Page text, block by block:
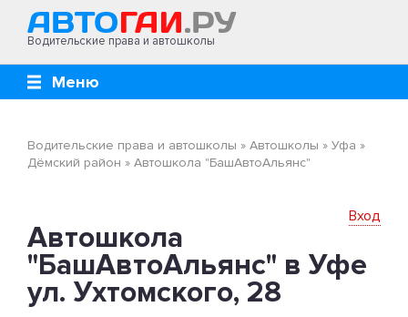
Водительские права и автошколы
Меню
Водительские права и автошколы » Автошколы » Уфа »
Дёмский район » Автошкола "БашАвтоАльянс"
Вход
Автошкола
"БашАвтоАльянс" в Уфе
ул. Ухтомского, 28